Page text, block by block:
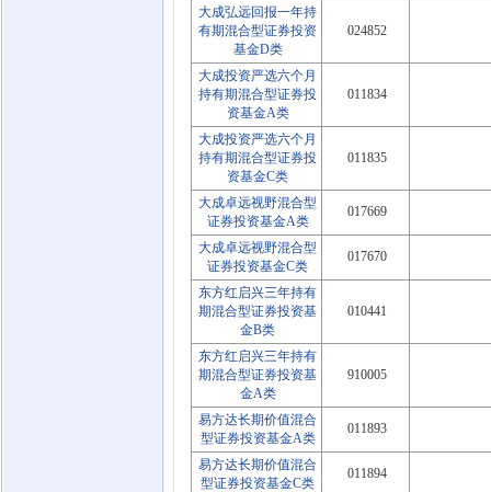
大成弘远回报一年持
有期混合型证券投资
基金D类
024852
大成投资严选六个月
持有期混合型证券投
资基金A类
011834
大成投资严选六个月
持有期混合型证券投
资基金C类
011835
大成卓远视野混合型
证券投资基金A类
017669
大成卓远视野混合型
证券投资基金C类
017670
东方红启兴三年持有
期混合型证券投资基
金B类
010441
东方红启兴三年持有
期混合型证券投资基
金A类
910005
易方达长期价值混合
型证券投资基金A类
011893
易方达长期价值混合
型证券投资基金C类
011894